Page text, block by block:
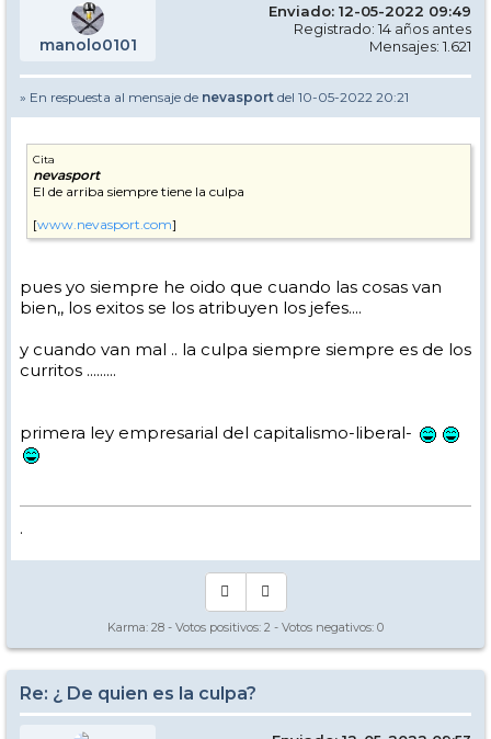
manolo0101
Enviado: 12-05-2022 09:49
Registrado: 14 años antes
Mensajes: 1.621
» En respuesta al mensaje de nevasport del 10-05-2022 20:21
Cita
nevasport
El de arriba siempre tiene la culpa
[www.nevasport.com]
pues yo siempre he oido que cuando las cosas van
bien,, los exitos se los atribuyen los jefes....
y cuando van mal .. la culpa siempre siempre es de los
curritos .........
primera ley empresarial del capitalismo-liberal-
.
Karma: 28 - Votos positivos: 2 - Votos negativos: 0
Re: ¿ De quien es la culpa?